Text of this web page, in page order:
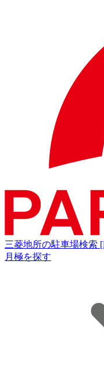
三菱地所の駐車場検索
月極を探す